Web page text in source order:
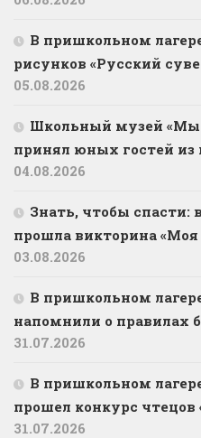
В пришкольном
рисунков «Русский
05.08.2026
Школьный музей «Мы
принял юных гостей из
04.08.2026
Знать, чтобы спасти:
прошла викторина «Моя
03.08.2026
В пришкольном
напомнили о правилах
31.07.2026
В пришкольном
прошел конкурс чтецов
31.07.2026